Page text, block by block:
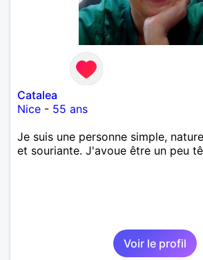
Catalea
Nice - 55 ans
Je suis une personne simple,
et souriante. J'avoue être un peu
Voir le profil